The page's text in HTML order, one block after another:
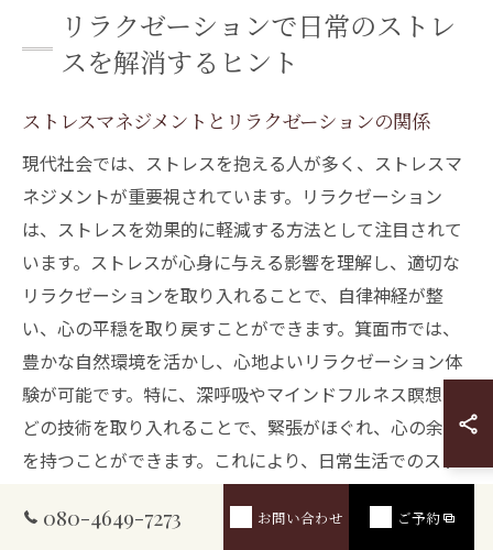
リラクゼーションで日常のストレ
スを解消するヒント
ストレスマネジメントとリラクゼーションの関係
現代社会では、ストレスを抱える人が多く、ストレスマ
ネジメントが重要視されています。リラクゼーション
は、ストレスを効果的に軽減する方法として注目されて
います。ストレスが心身に与える影響を理解し、適切な
リラクゼーションを取り入れることで、自律神経が整
い、心の平穏を取り戻すことができます。箕面市では、
豊かな自然環境を活かし、心地よいリラクゼーション体
験が可能です。特に、深呼吸やマインドフルネス瞑想な
どの技術を取り入れることで、緊張がほぐれ、心の余裕
を持つことができます。これにより、日常生活でのスト
レス耐性が向上し、より健やかな毎日を送ることができ
ます。
080-4649-7273 お問い合わせ ご予約